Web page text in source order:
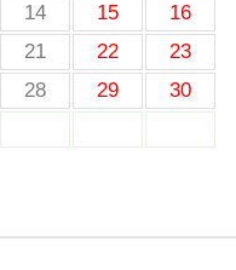
14 15
16
21 22
23
28 29
30